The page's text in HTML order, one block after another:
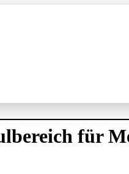
für